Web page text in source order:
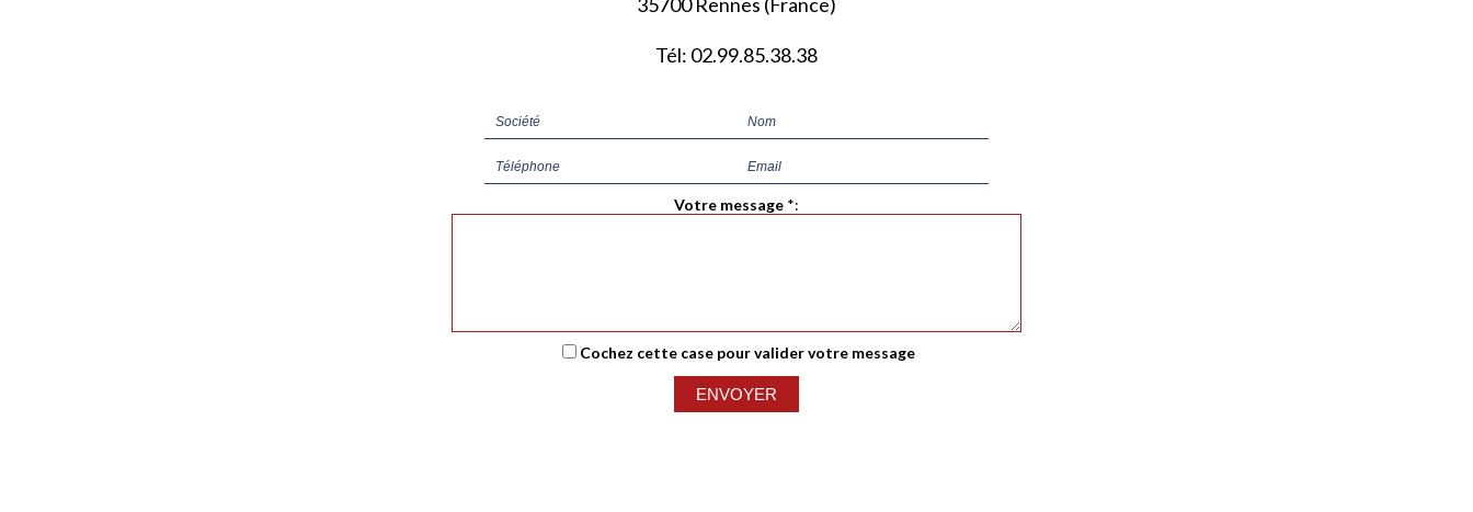
Tél: 02.99.85.38.38
Votre message *:
Cochez cette case pour valider votre message